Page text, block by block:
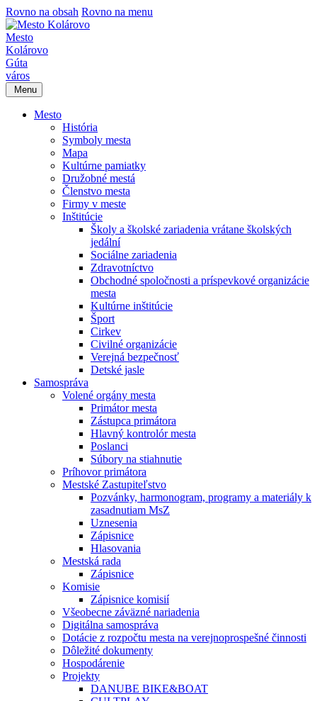
Rovno na obsah Rovno na menu
Mesto
Kolárovo
Gúta
város
Menu
Mesto
História
Symboly mesta
Mapa
Kultúrne pamiatky
Družobné mestá
Členstvo mesta
Firmy v meste
Inštitúcie
Školy a školské zariadenia vrátane školských
jedální
Sociálne zariadenia
Zdravotníctvo
Obchodné spoločnosti a príspevkové organizácie
mesta
Kultúrne inštitúcie
Šport
Cirkev
Civilné organizácie
Verejná bezpečnosť
Detské jasle
Samospráva
Volené orgány mesta
Primátor mesta
Zástupca primátora
Hlavný kontrolór mesta
Poslanci
Súbory na stiahnutie
Príhovor primátora
Mestské Zastupiteľstvo
Pozvánky, harmonogram, programy a materiály k
zasadnutiam MsZ
Uznesenia
Zápisnice
Hlasovania
Mestská rada
Zápisnice
Komisie
Zápisnice komisií
Všeobecne záväzné nariadenia
Digitálna samospráva
Dotácie z rozpočtu mesta na verejnoprospešné činnosti
Dôležité dokumenty
Hospodárenie
Projekty
DANUBE BIKE&BOAT